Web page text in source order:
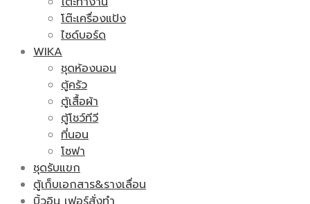
โต๊ะเครื่องแป้ง
ไซด์บอร์ด
WIKA
ชุดห้องนอน
ตู้ครัว
ตู้เสื้อผ้า
ตู้โชว์ทีวี
ที่นอน
โซฟา
ชุดรับแขก
ตู้เก็บเอกสาร&รางเลื่อน